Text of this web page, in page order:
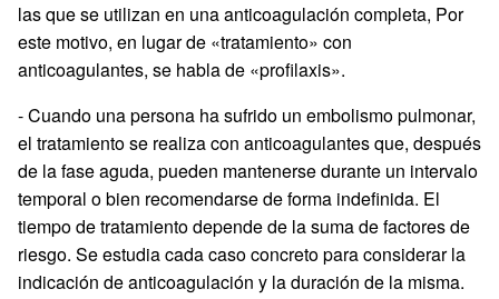
las que se utilizan en una anticoagulación completa, Por
este motivo, en lugar de «tratamiento» con
anticoagulantes, se habla de «profilaxis».
- Cuando una persona ha sufrido un embolismo pulmonar,
el tratamiento se realiza con anticoagulantes que, después
de la fase aguda, pueden mantenerse durante un intervalo
temporal o bien recomendarse de forma indefinida. El
tiempo de tratamiento depende de la suma de factores de
riesgo. Se estudia cada caso concreto para considerar la
indicación de anticoagulación y la duración de la misma.